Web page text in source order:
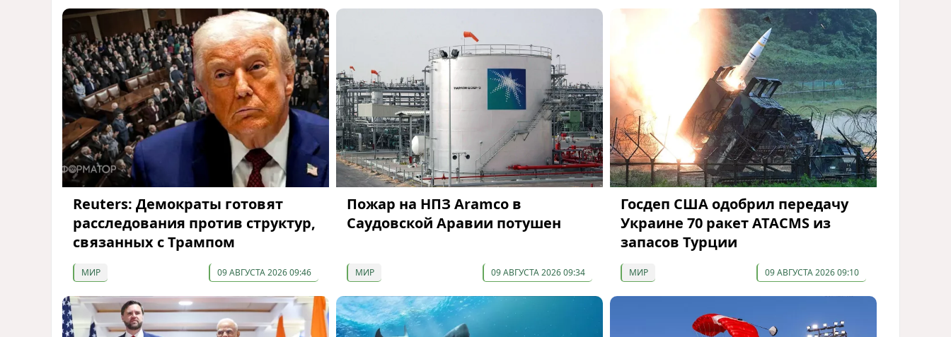
Reuters: Демократы готовят
расследования против структур,
связанных с Трампом
МИР 09 АВГУСТА 2026 09:46
Пожар на НПЗ Aramco в
Саудовской Аравии потушен
МИР 09 АВГУСТА 2026 09:34
Госдеп США одобрил передачу
Украине 70 ракет ATACMS из
запасов Турции
МИР 09 АВГУСТА 2026 09:10